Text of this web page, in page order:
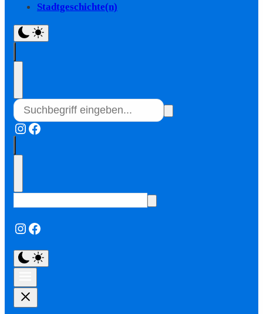
Stadtgeschichte(n)
Instagram
Facebook
Instagram
Facebook